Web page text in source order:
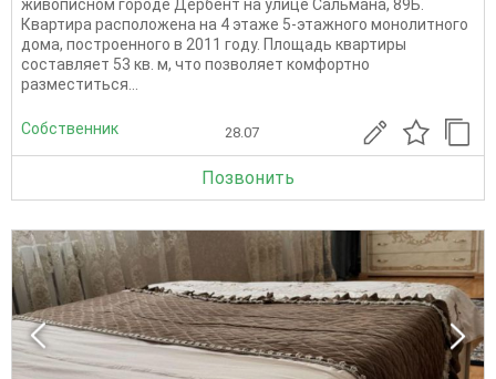
живописном городе Дербент на улице Сальмана, 89Б.
Квартира расположена на 4 этаже 5-этажного монолитного
дома, построенного в 2011 году. Площадь квартиры
составляет 53 кв. м, что позволяет комфортно
разместиться...
Собственник 28.07
Позвонить